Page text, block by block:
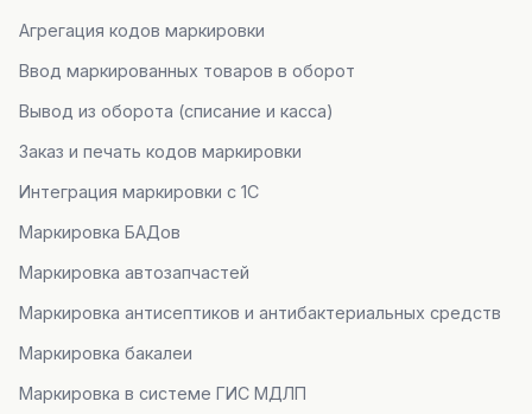
Агрегация кодов маркировки
Ввод маркированных товаров в оборот
Вывод из оборота (списание и касса)
Заказ и печать кодов маркировки
Интеграция маркировки с 1С
Маркировка БАДов
Маркировка автозапчастей
Маркировка антисептиков и антибактериальных средств
Маркировка бакалеи
Маркировка в системе ГИС МДЛП